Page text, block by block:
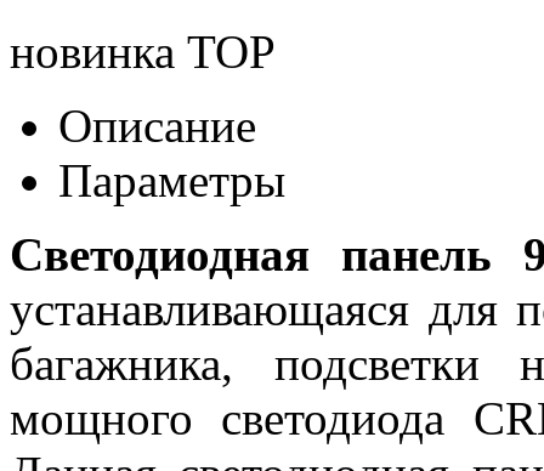
новинка TOP
Описание
Параметры
Светодиодная панель
устанавливающаяся для
багажника,
мощного светодиода